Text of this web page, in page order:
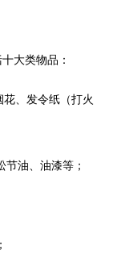
大类物品：
花、发令纸（打火
油、油漆等；